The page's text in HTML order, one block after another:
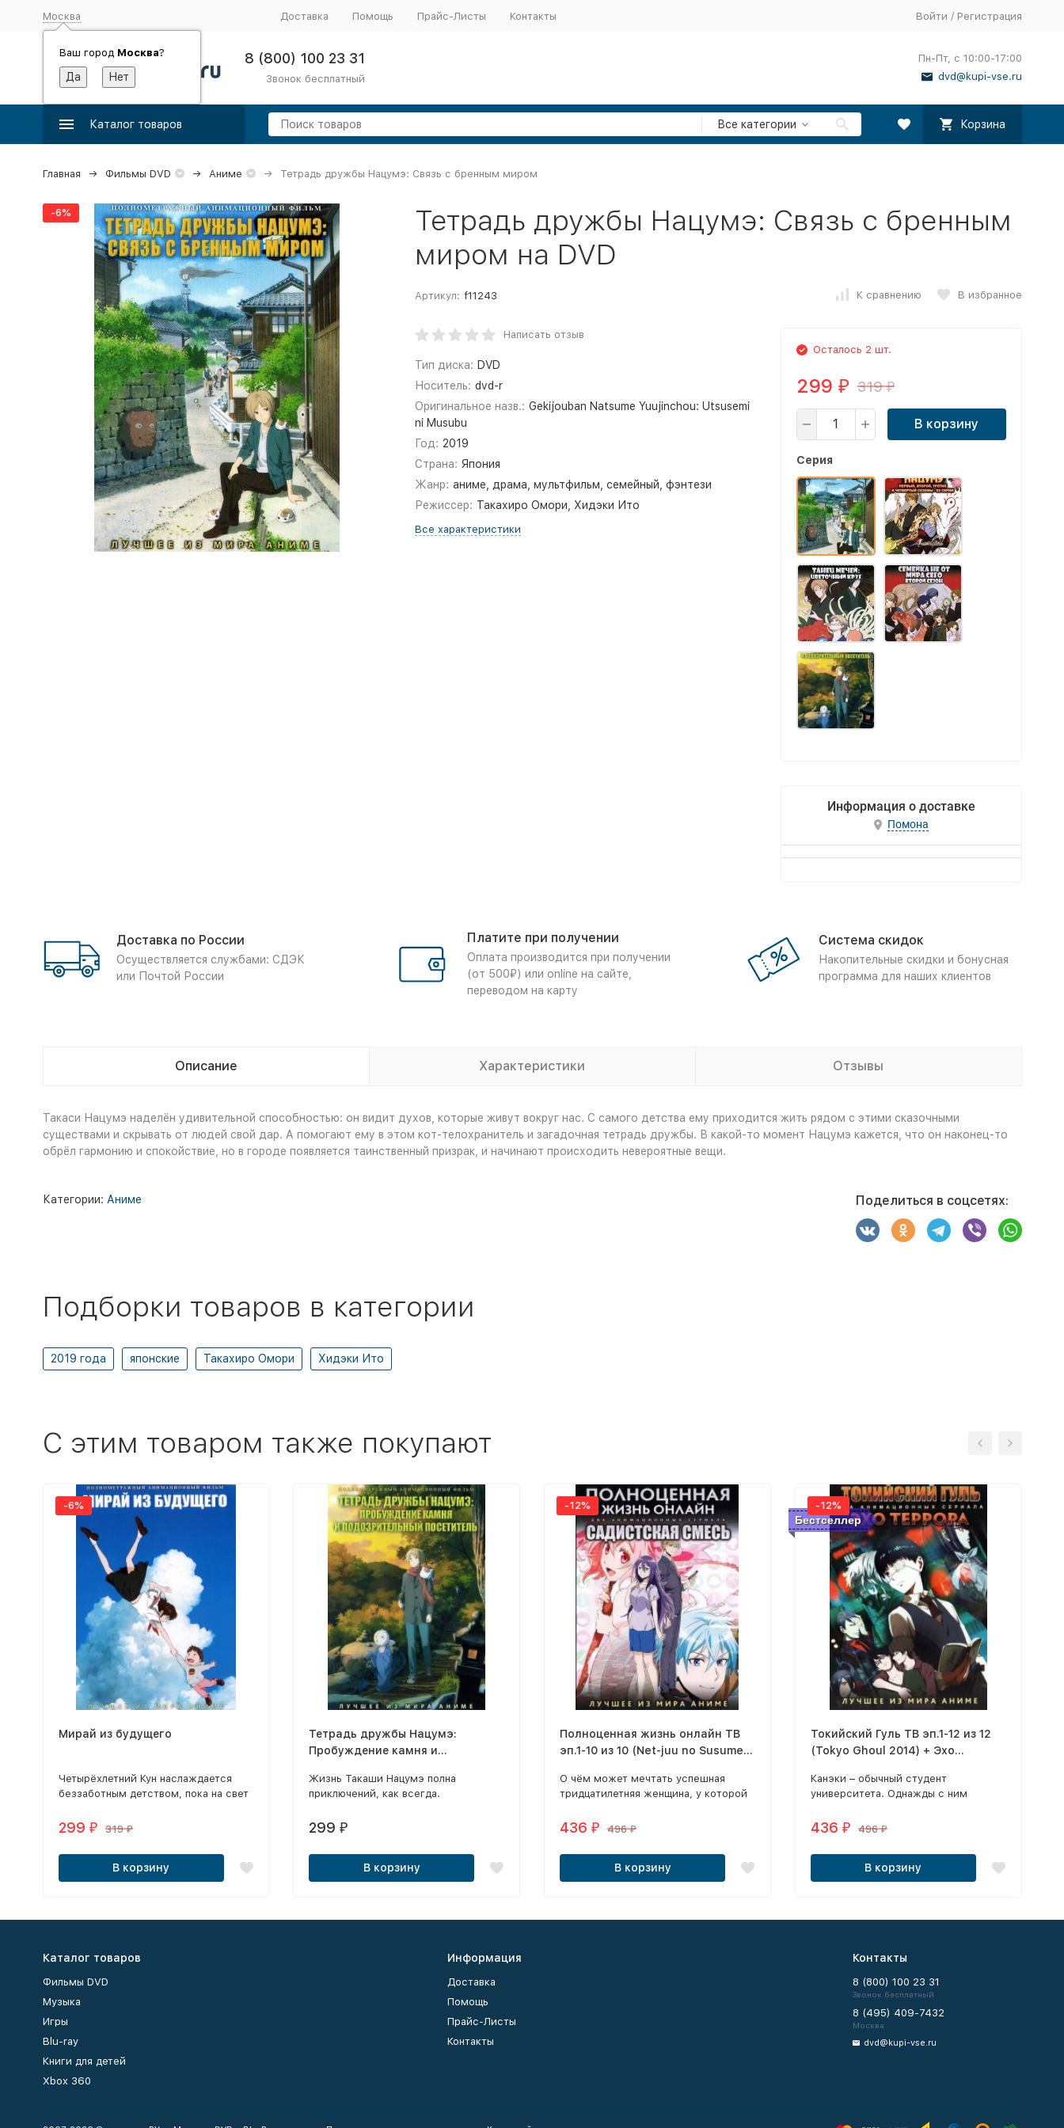
Москва
Ваш город Москва?
Доставка Помощь Прайс-Листы Контакты Войти / Регистрация
8 (800) 100 23 31
Звонок бесплатный
Пн-Пт, с 10:00-17:00
dvd@kupi-vse.ru
Каталог товаров Все категории Корзина
Главная Фильмы DVD Аниме Тетрадь дружбы Нацумэ: Связь с бренным миром
-6%
Тетрадь дружбы Нацумэ: Связь с бренным
миром на DVD
Артикул: f11243 К сравнению В избранное
Написать отзыв
Тип диска: DVD
Носитель: dvd-r
Оригинальное назв.: Gekijouban Natsume Yuujinchou: Utsusemi
ni Musubu
Год: 2019
Страна: Япония
Жанр: аниме, драма, мультфильм, семейный, фэнтези
Режиссер: Такахиро Омори, Хидэки Ито
Все характеристики
Осталось 2 шт.
299 ₽ 319₽
В корзину
Серия
Информация о доставке
Помона
Доставка по России
Осуществляется службами: СДЭК
или Почтой России
Платите при получении
Оплата производится при получении
(от 500₽) или online на сайте,
переводом на карту
Система скидок
Накопительные скидки и бонусная
программа для наших клиентов
Описание Характеристики Отзывы
Такаси Нацумэ наделён удивительной способностью: он видит духов, которые живут вокруг нас. С самого детства ему приходится жить рядом с этими сказочными
существами и скрывать от людей свой дар. А помогают ему в этом кот-телохранитель и загадочная тетрадь дружбы. В какой-то момент Нацумэ кажется, что он наконец-то
обрёл гармонию и спокойствие, но в городе появляется таинственный призрак, и начинают происходить невероятные вещи.
Категории: Аниме Поделиться в соцсетях:
Подборки товаров в категории
2019 года японские Такахиро Омори Хидэки Ито
C этим товаром также покупают
-6%
Мирай из будущего
Четырёхлетний Кун наслаждается
беззаботным детством, пока на свет
Мирай.
299 ₽ 319₽
В корзину
Тетрадь дружбы Нацумэ:
Пробуждение камня и
Жизнь Такаши Нацумэ полна
приключений, как всегда.
299₽
В корзину
-12%
Полноценная жизнь онлайн ТВ
эп.1-10 из 10 (Net-juu no Susume
эп.1-12 из 12 (Blend S 2018)
​О чём может мечтать успешная
тридцатилетняя женщина, у которой
человека?
436 ₽ 496₽
В корзину
Бестселлер
-12%
Токийский Гуль ТВ эп.1-12 из 12
(Tokyo Ghoul 2014) + Эхо
Resonance 2014)
Канэки – обычный студент
университета. Однажды с ним
больницу.
436 ₽ 496₽
В корзину
Каталог товаров
Фильмы DVD
Музыка
Игры
Blu-ray
Книги для детей
Xbox 360
Информация
Доставка
Помощь
Прайс-Листы
Контакты
Контакты
8 (800) 100 23 31
Звонок бесплатный
8 (495) 409-7432
Москва
dvd@kupi-vse.ru